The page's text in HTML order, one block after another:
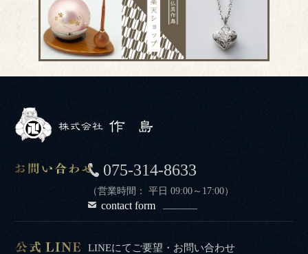
075-314-8633
（営業時間： 平日 09:00～17:00）
contact form
LINEにてご要望・お問い合わせ